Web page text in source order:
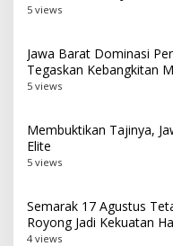
5 views
Jawa Barat Dominasi
Tegaskan Kebangkitan
5 views
Membuktikan Tajinya,
Elite
5 views
Semarak 17 Agustus
Royong Jadi Kekuatan
4 views